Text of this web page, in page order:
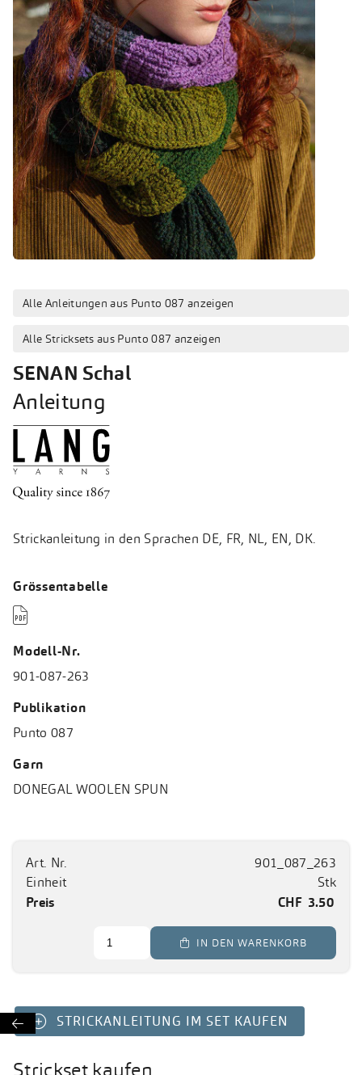

Alle Anleitungen aus Punto 087 anzeigen
Alle Stricksets aus Punto 087 anzeigen
SENAN Schal
Anleitung
Strickanleitung in den Sprachen DE, FR, NL, EN, DK.
Grössentabelle

Modell-Nr.
901-087-263
Publikation
Punto 087
Garn
DONEGAL WOOLEN SPUN
Art. Nr.
901_087_263
Einheit
Stk
Preis
CHF 3.50
 IN DEN WARENKORB
STRICKANLEITUNG IM SET KAUFEN